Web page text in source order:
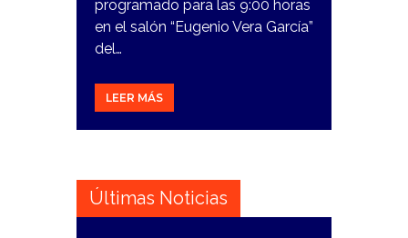
programado para las 9:00 horas
en el salón “Eugenio Vera García”
del…
LEER MÁS
Últimas Noticias